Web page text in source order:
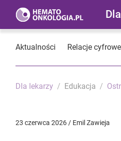
Aktualności Relacje cyfrowe
Dla lekarzy Edukacja
23 czerwca 2026 / Emil Zawieja